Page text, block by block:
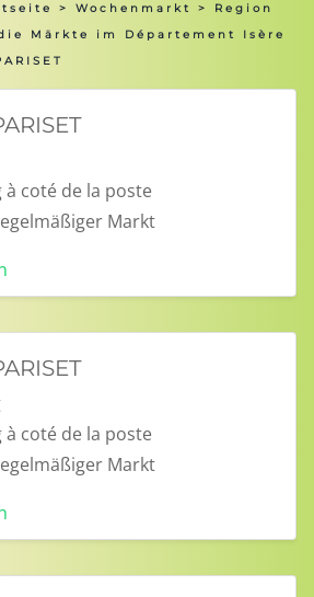
> Wochenmarkt > Region
Märkte im Département Isère
à coté de la poste
Markt
à coté de la poste
Markt